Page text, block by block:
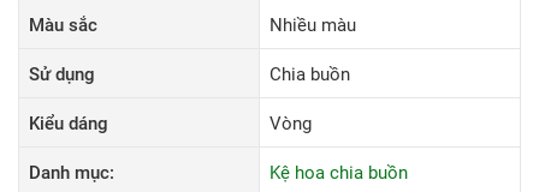
Màu sắc
Nhiều màu
Sử dụng Chia buồn
Kiểu dáng Vòng
Danh mục: Kệ hoa chia buồn